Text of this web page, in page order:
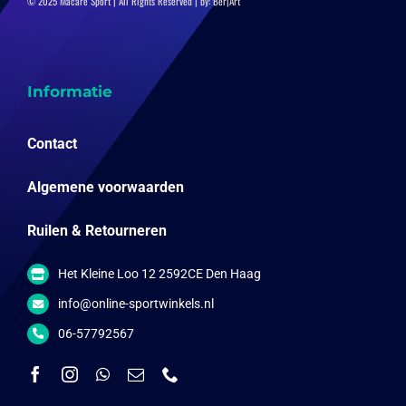
Informatie
Contact
Algemene voorwaarden
Ruilen & Retourneren
Het Kleine Loo 12 2592CE Den Haag
info@online-sportwinkels.nl
06-57792567